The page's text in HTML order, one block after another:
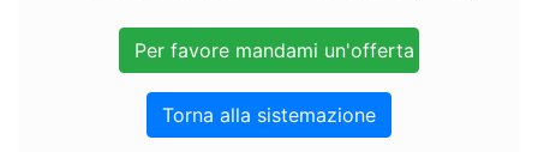
Torna alla sistemazione